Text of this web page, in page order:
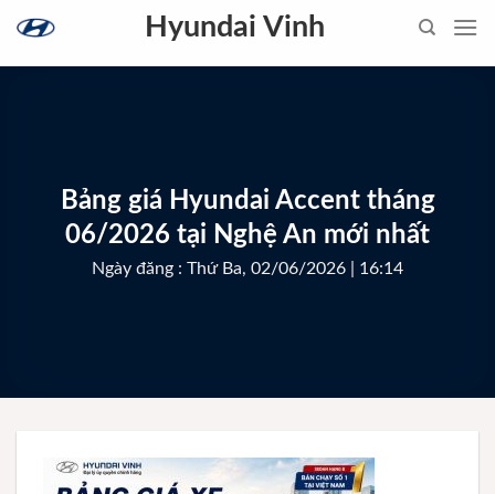
content
Hyundai Vinh
Bảng giá Hyundai Accent tháng
06/2026 tại Nghệ An mới nhất
Ngày đăng : Thứ Ba, 02/06/2026 | 16:14